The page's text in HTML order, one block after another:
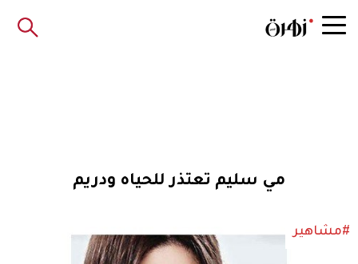
مي سليم تعتذر للحياه ودريم
#مشاهير